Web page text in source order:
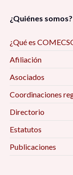
¿Quiénes somos?
¿Qué es
Afiliación
Asociados
Coordinaciones
Directorio
Estatutos
Publicaciones